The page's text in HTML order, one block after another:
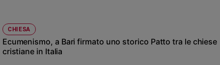
e
giustizia
Sport
CHIESA
Ecumenismo, a Bari firmato uno storico Patto tra le chiese
cristiane in Italia